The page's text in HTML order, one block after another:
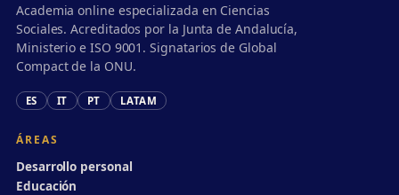
Academia online especializada en Ciencias
Sociales. Acreditados por la Junta de Andalucía,
Ministerio e ISO 9001. Signatarios de Global
Compact de la ONU.
ES IT PT LATAM
ÁREAS
Desarrollo personal
Educación